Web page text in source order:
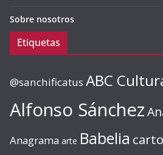
Sobre nosotros
Etiquetas
@sanchificatus ABC
Alfonso Sánchez
Anagrama arte Babelia